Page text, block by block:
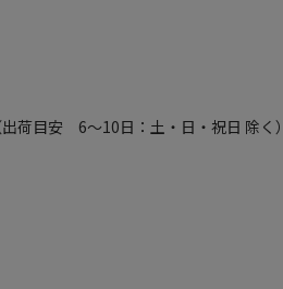
荷目安 6～10日：土・日・祝日 除く）